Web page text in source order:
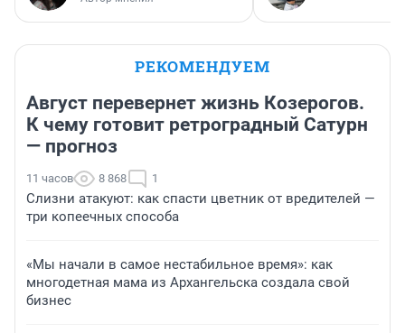
РЕКОМЕНДУЕМ
Август перевернет жизнь Козерогов.
К чему готовит ретроградный Сатурн
— прогноз
11 часов 8 868 1
Слизни атакуют: как спасти цветник от вредителей —
три копеечных способа
«Мы начали в самое нестабильное время»: как
многодетная мама из Архангельска создала свой
бизнес